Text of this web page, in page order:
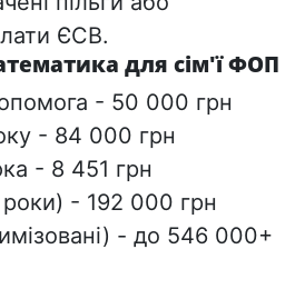
ЄСВ.
для сім'ї ФОП
- 50 000 грн
- 84 000 грн
- 8 451 грн
- 192 000 грн
- до 546 000+